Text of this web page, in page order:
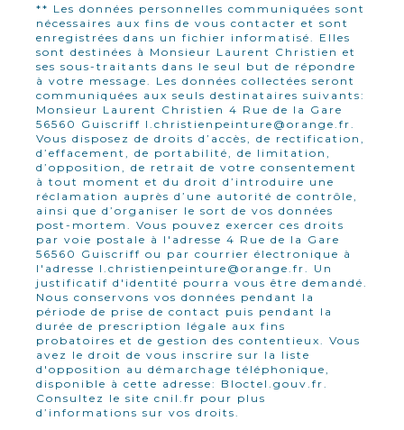
** Les données personnelles communiquées sont
nécessaires aux fins de vous contacter et sont
enregistrées dans un fichier informatisé. Elles
sont destinées à Monsieur Laurent Christien et
ses sous-traitants dans le seul but de répondre
à votre message. Les données collectées seront
communiquées aux seuls destinataires suivants:
Monsieur Laurent Christien 4 Rue de la Gare
56560 Guiscriff l.christienpeinture@orange.fr.
Vous disposez de droits d’accès, de rectification,
d’effacement, de portabilité, de limitation,
d’opposition, de retrait de votre consentement
à tout moment et du droit d’introduire une
réclamation auprès d’une autorité de contrôle,
ainsi que d’organiser le sort de vos données
post-mortem. Vous pouvez exercer ces droits
par voie postale à l'adresse 4 Rue de la Gare
56560 Guiscriff ou par courrier électronique à
l'adresse l.christienpeinture@orange.fr. Un
justificatif d'identité pourra vous être demandé.
Nous conservons vos données pendant la
période de prise de contact puis pendant la
durée de prescription légale aux fins
probatoires et de gestion des contentieux. Vous
avez le droit de vous inscrire sur la liste
d'opposition au démarchage téléphonique,
disponible à cette adresse: Bloctel.gouv.fr
Consultez le site cnil.fr pour plus
d’informations sur vos droits.